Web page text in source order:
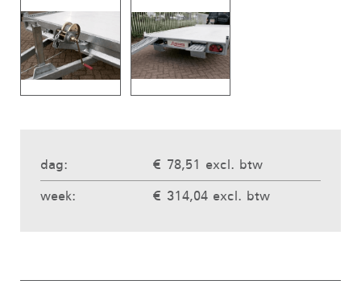
dag:
€ 78,51 excl. btw
week:
€ 314,04 excl. btw